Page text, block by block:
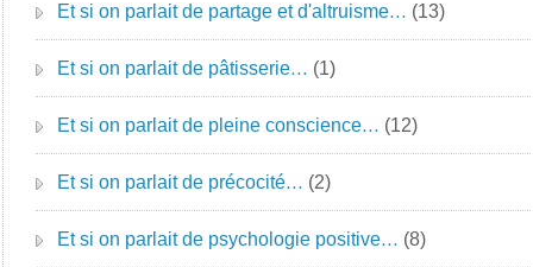
Et si on parlait de partage et d'altruisme… (13)
Et si on parlait de pâtisserie… (1)
Et si on parlait de pleine conscience… (12)
Et si on parlait de précocité… (2)
Et si on parlait de psychologie positive… (8)